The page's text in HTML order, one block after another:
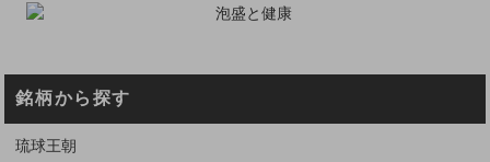
銘柄から探す
琉球王朝